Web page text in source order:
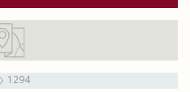
1294